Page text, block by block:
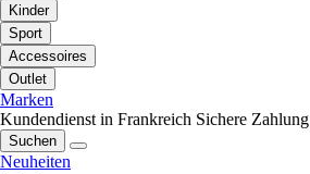
Kinder
Sport
Accessoires
Outlet
Marken
Kundendienst in Frankreich Sichere Zahlung
Suchen
Neuheiten